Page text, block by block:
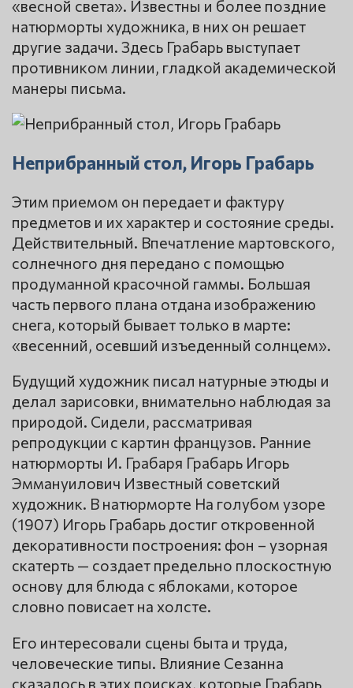
«весной света». Известны и более поздние
натюрморты художника, в них он решает
другие задачи. Здесь Грабарь выступает
противником линии, гладкой академической
манеры письма.
Неприбранный стол, Игорь Грабарь
Этим приемом он передает и фактуру
предметов и их характер и состояние среды.
Действительный. Впечатление мартовского,
солнечного дня передано с помощью
продуманной красочной гаммы. Большая
часть первого плана отдана изображению
снега, который бывает только в марте:
«весенний, осевший изъеденный солнцем».
Будущий художник писал натурные этюды и
делал зарисовки, внимательно наблюдая за
природой. Сидели, рассматривая
репродукции с картин французов. Ранние
натюрморты И. Грабаря Грабарь Игорь
Эммануилович Известный советский
художник. В натюрморте На голубом узоре
(1907) Игорь Грабарь достиг откровенной
декоративности построения: фон – узорная
скатерть — создает предельно плоскостную
основу для блюда с яблоками, которое
словно повисает на холсте.
Его интересовали сцены быта и труда,
человеческие типы. Влияние Сезанна
сказалось в этих поисках, которые Грабарь